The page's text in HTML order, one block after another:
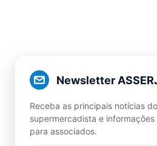
Newsletter
Receba as principais notícias
supermercadista e
para associados.